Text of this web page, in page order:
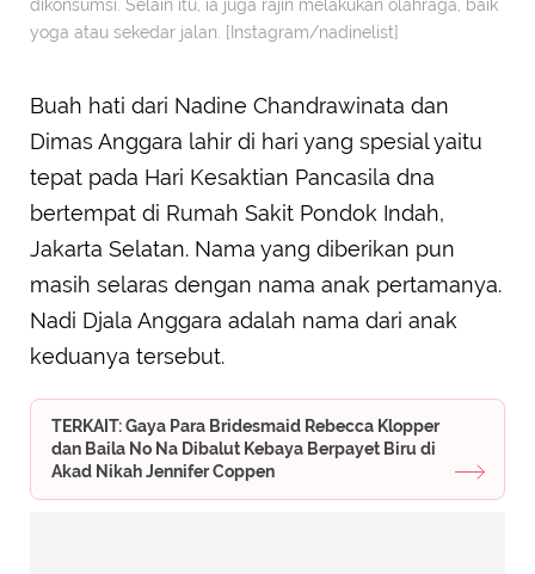
dikonsumsi. Selain itu, ia juga rajin melakukan olahraga, baik
yoga atau sekedar jalan. [Instagram/nadinelist]
Buah hati dari Nadine Chandrawinata dan
Dimas Anggara lahir di hari yang spesial yaitu
tepat pada Hari Kesaktian Pancasila dna
bertempat di Rumah Sakit Pondok Indah,
Jakarta Selatan. Nama yang diberikan pun
masih selaras dengan nama anak pertamanya.
Nadi Djala Anggara adalah nama dari anak
keduanya tersebut.
TERKAIT: Gaya Para Bridesmaid Rebecca Klopper
dan Baila No Na Dibalut Kebaya Berpayet Biru di
Akad Nikah Jennifer Coppen